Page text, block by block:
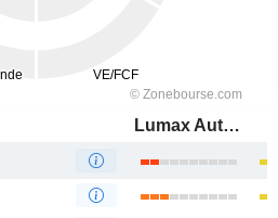
Lumax Auto Technologies Limited